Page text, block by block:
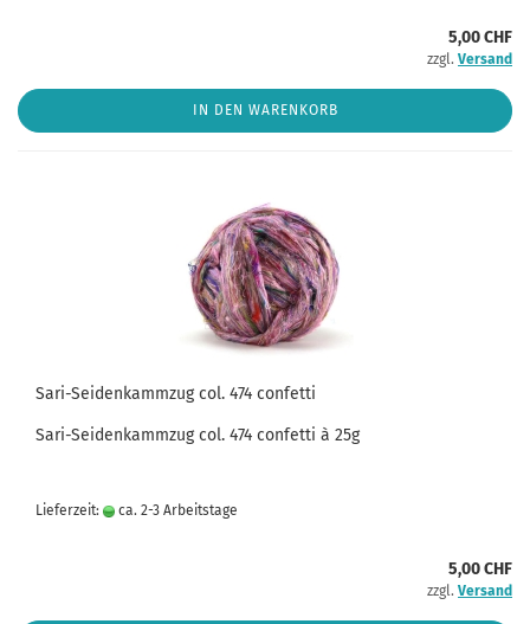
5,00 CHF
zzgl. Versand
IN DEN WARENKORB
Sari-Seidenkammzug col. 474 confetti
Sari-Seidenkammzug col. 474 confetti à 25g
Lieferzeit: ca. 2-3 Arbeitstage
5,00 CHF
zzgl. Versand